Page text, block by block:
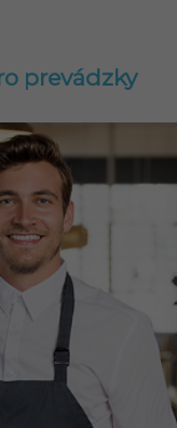
prevádzky